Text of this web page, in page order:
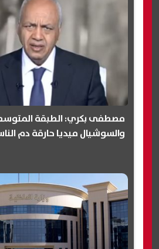
مصطفى بكري: الطبقة
والسوشيال ميديا حارقة دم